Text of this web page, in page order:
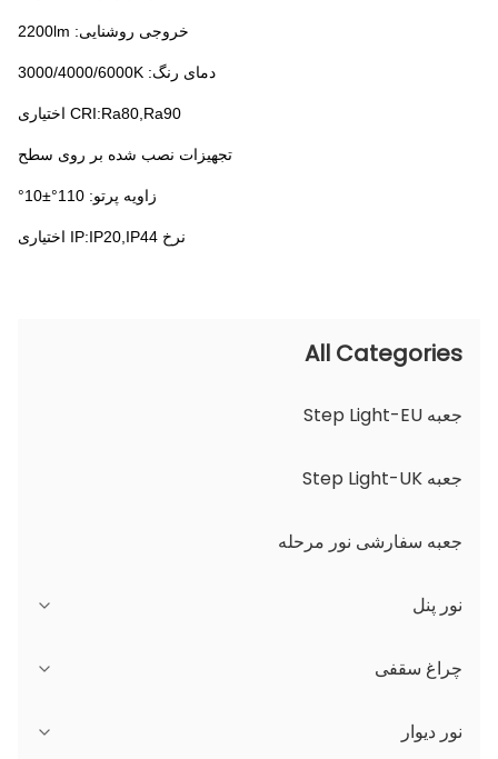
خروجی روشنایی: 2200lm
دمای رنگ: 3000/4000/6000K
CRI:Ra80,Ra90 اختیاری
تجهیزات نصب شده بر روی سطح
زاویه پرتو: 110°±10°
نرخ IP:IP20,IP44 اختیاری
All Categories
جعبه Step Light-EU
جعبه Step Light-UK
جعبه سفارشی نور مرحله
نور پنل
سری JDL
سری DSDL
چراغ سقفی
سری JCL
نور دیوار